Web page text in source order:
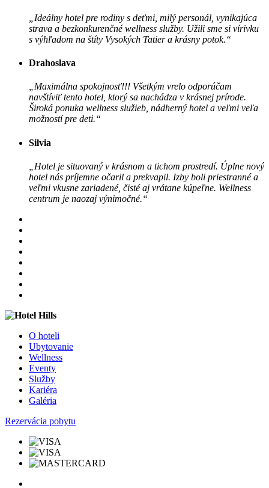
„Ideálny hotel pre rodiny s deťmi, milý personál, vynikajúca
strava a bezkonkurenčné wellness služby. Užili sme si vírivku
s výhľadom na štíty Vysokých Tatier a krásny potok.“
Drahoslava
„Maximálna spokojnosť!!! Všetkým vrelo odporúčam
navštíviť tento hotel, ktorý sa nachádza v krásnej prírode.
Široká ponuka wellness služieb, nádherný hotel a veľmi veľa
možností pre deti.“
Silvia
„Hotel je situovaný v krásnom a tichom prostredí. Úplne nový
hotel nás príjemne očaril a prekvapil. Izby boli priestranné a
veľmi vkusne zariadené, čisté aj vrátane kúpeľne. Wellness
centrum je naozaj výnimočné.“
O hoteli
Ubytovanie
Wellness
Eventy
Služby
Kariéra
Galéria
Rezervácia pobytu